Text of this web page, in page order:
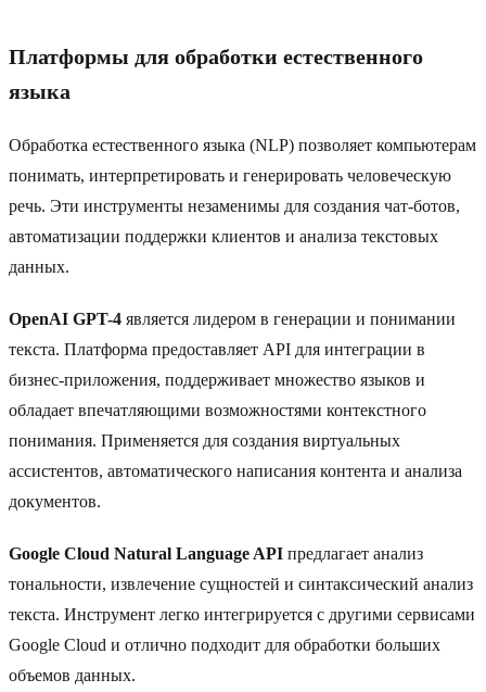
Платформы для обработки естественного
языка
Обработка естественного языка (NLP) позволяет компьютерам
понимать, интерпретировать и генерировать человеческую
речь. Эти инструменты незаменимы для создания чат-ботов,
автоматизации поддержки клиентов и анализа текстовых
данных.
OpenAI GPT-4 является лидером в генерации и понимании
текста. Платформа предоставляет API для интеграции в
бизнес-приложения, поддерживает множество языков и
обладает впечатляющими возможностями контекстного
понимания. Применяется для создания виртуальных
ассистентов, автоматического написания контента и анализа
документов.
Google Cloud Natural Language API предлагает анализ
тональности, извлечение сущностей и синтаксический анализ
текста. Инструмент легко интегрируется с другими сервисами
Google Cloud и отлично подходит для обработки больших
объемов данных.